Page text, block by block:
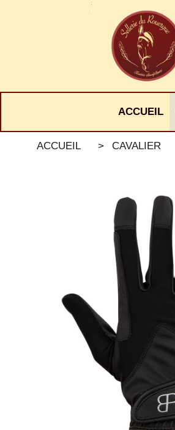
ACCUEIL
ACCUEIL CAVALIER
Panneau de gestion des cookies